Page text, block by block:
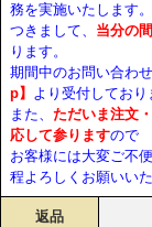
務を実施いたします。
つきまして、 当分の
ります。
期間中のお問い合わ
p】 より受付しており
また、 ただいま注文
応して参りますので
お客様には大変ご不
程よろしくお願いいた
返品